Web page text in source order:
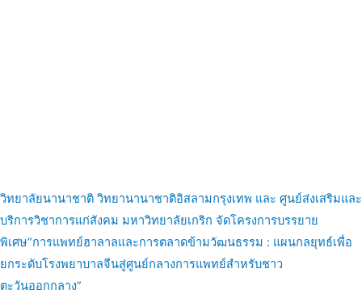
วิทยาลัยนานาชาติ วิทยานานาชาติอิสลามกรุงเทพ และ ศูนย์ส่งเสริมและ
บริการวิชาการแก่สังคม มหาวิทยาลัยเกริก จัดโครงการบรรยาย
พิเศษ”การแพทย์ฮาลาลและการตลาดข้ามวัฒนธรรม : แผนกลยุทธ์เพื่อ
ยกระดับโรงพยาบาลจีนสู่ศูนย์กลางการแพทย์สำหรับชาว
ตะวันออกกลาง”